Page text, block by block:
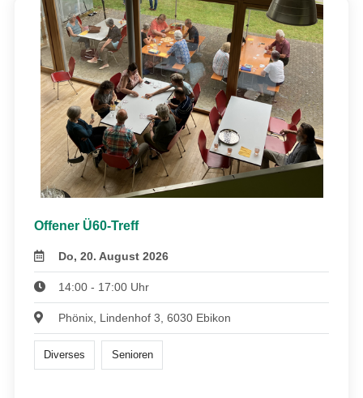
Offener Ü60-Treff
Do, 20. August 2026
14:00 - 17:00 Uhr
Phönix, Lindenhof 3, 6030 Ebikon
Diverses Senioren